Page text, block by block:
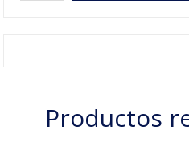
Productos